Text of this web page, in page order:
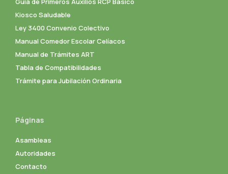
Kiosco Saludable
Ley 3400 Convenio Colectivo
Manual Comedor Escolar Celíacos
Manual de Trámites ART
Tabla de Compatibilidades
Trámite para Jubilación Ordinaria
Páginas
Asambleas
Autoridades
Contacto